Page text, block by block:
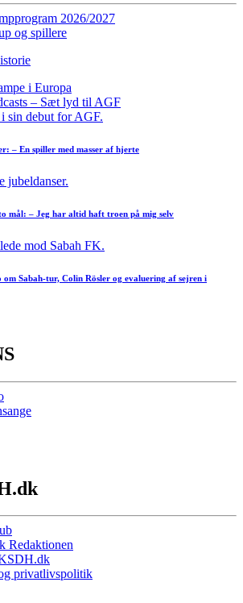
2026/2027
og spillere
i Europa
– Sæt lyd til AGF
– En spiller med masser af hjerte
mål: – Jeg har altid haft troen på mig selv
om Sabah-tur, Colin Rösler og evaluering af sejren i
Redaktionen
privatlivspolitik